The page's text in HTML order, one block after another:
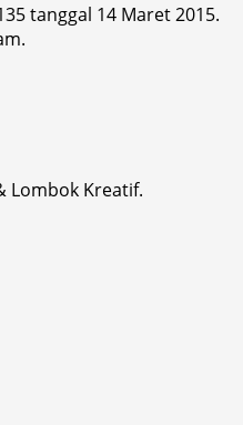
tanggal 14 Maret 2015.
Lombok Kreatif.